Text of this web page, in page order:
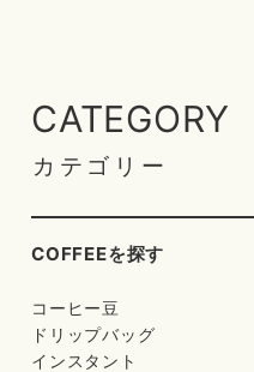
CATEGORY
カテゴリー
COFFEEを探す
コーヒー豆
ドリップバッグ
インスタント